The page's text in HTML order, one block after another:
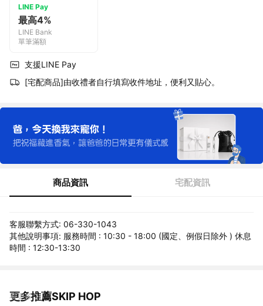
LINE Pay
最高4%
LINE Bank
單筆滿額
支援LINE Pay
[宅配商品]由收禮者自行填寫收件地址，便利又貼心。
商品資訊 宅配資訊
客服聯繫方式: 06-330-1043
其他說明事項: 服務時間 : 10:30 - 18:00 (國定、例假日除外 ) 休息
時間 : 12:30-13:30
更多推薦SKIP HOP
看更多